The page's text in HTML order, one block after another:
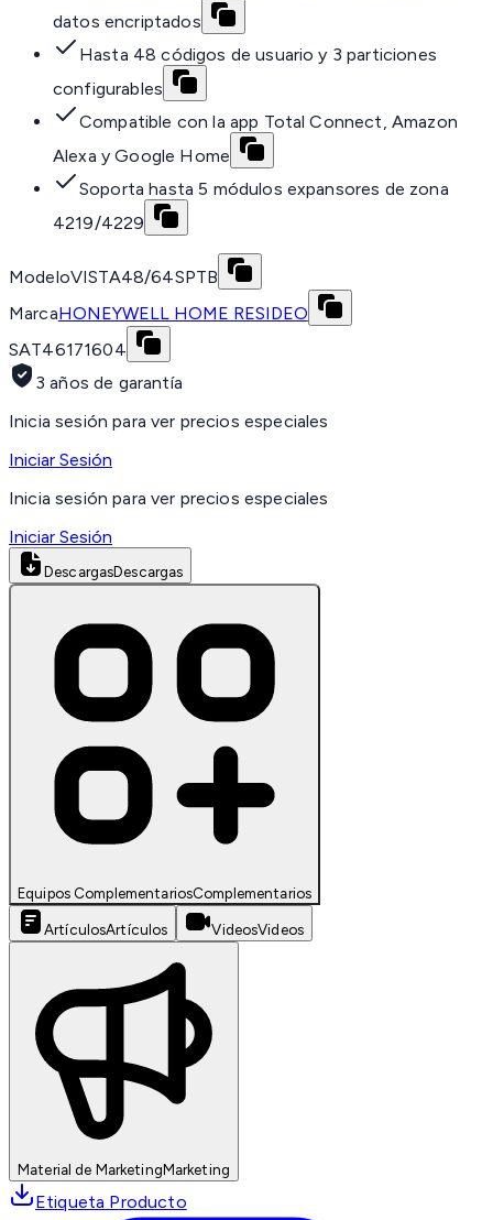
datos encriptados
Hasta 48 códigos de usuario y 3 particiones
configurables
Compatible con la app Total Connect, Amazon
Alexa y Google Home
Soporta hasta 5 módulos expansores de zona
4219/4229
ModeloVISTA48/64SPTB
MarcaHONEYWELL HOME RESIDEO
SAT46171604
3 años de garantía
Inicia sesión para ver precios especiales
Iniciar Sesión
Inicia sesión para ver precios especiales
Iniciar Sesión
DescargasDescargas
Equipos ComplementariosComplementarios
ArtículosArtículos VideosVideos
Material de MarketingMarketing
Etiqueta Producto